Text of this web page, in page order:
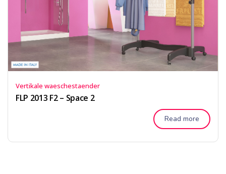
Vertikale waeschestaender
FLP 2013 F2 – Space 2
Read more